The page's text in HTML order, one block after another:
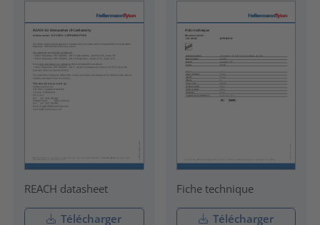
REACH datasheet
Télécharger
Fiche technique
Télécharger